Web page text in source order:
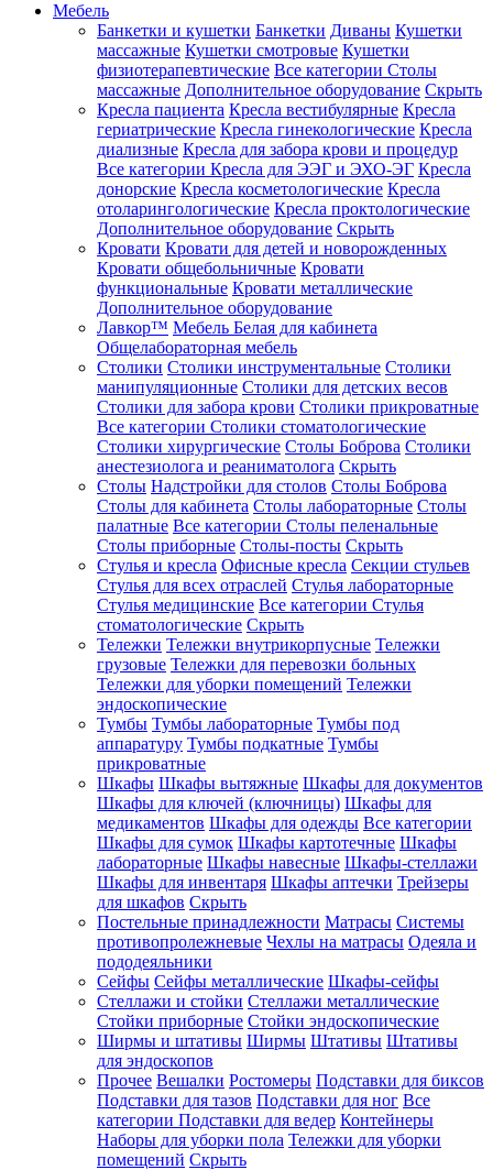
Мебель
Банкетки и кушетки Банкетки Диваны Кушетки
массажные Кушетки смотровые Кушетки
физиотерапевтические Все категории Столы
массажные Дополнительное оборудование Скрыть
Кресла пациента Кресла вестибулярные Кресла
гериатрические Кресла гинекологические Кресла
диализные Кресла для забора крови и процедур
Все категории Кресла для ЭЭГ и ЭХО-ЭГ Кресла
донорские Кресла косметологические Кресла
отоларингологические Кресла проктологические
Дополнительное оборудование Скрыть
Кровати Кровати для детей и новорожденных
Кровати общебольничные Кровати
функциональные Кровати металлические
Дополнительное оборудование
Лавкор™ Мебель Белая для кабинета
Общелабораторная мебель
Столики Столики инструментальные Столики
манипуляционные Столики для детских весов
Столики для забора крови Столики прикроватные
Все категории Столики стоматологические
Столики хирургические Столы Боброва Столики
анестезиолога и реаниматолога Скрыть
Столы Надстройки для столов Столы Боброва
Столы для кабинета Столы лабораторные Столы
палатные Все категории Столы пеленальные
Столы приборные Столы-посты Скрыть
Стулья и кресла Офисные кресла Секции стульев
Стулья для всех отраслей Стулья лабораторные
Стулья медицинские Все категории Стулья
стоматологические Скрыть
Тележки Тележки внутрикорпусные Тележки
грузовые Тележки для перевозки больных
Тележки для уборки помещений Тележки
эндоскопические
Тумбы Тумбы лабораторные Тумбы под
аппаратуру Тумбы подкатные Тумбы
прикроватные
Шкафы Шкафы вытяжные Шкафы для документов
Шкафы для ключей (ключницы) Шкафы для
медикаментов Шкафы для одежды Все категории
Шкафы для сумок Шкафы картотечные Шкафы
лабораторные Шкафы навесные Шкафы-стеллажи
Шкафы для инвентаря Шкафы аптечки Трейзеры
для шкафов Скрыть
Постельные принадлежности Матрасы Системы
противопролежневые Чехлы на матрасы Одеяла и
пододеяльники
Сейфы Сейфы металлические Шкафы-сейфы
Стеллажи и стойки Стеллажи металлические
Стойки приборные Стойки эндоскопические
Ширмы и штативы Ширмы Штативы Штативы
для эндоскопов
Прочее Вешалки Ростомеры Подставки для биксов
Подставки для тазов Подставки для ног Все
категории Подставки для ведер Контейнеры
Наборы для уборки пола Тележки для уборки
помещений Скрыть